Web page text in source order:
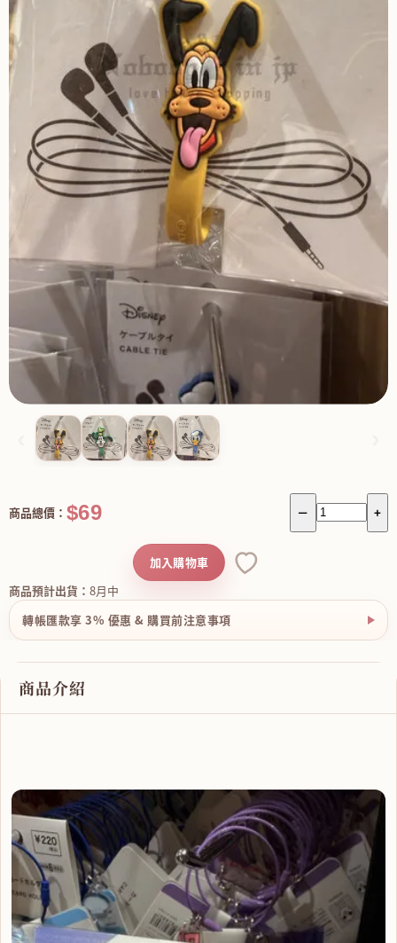
－ +
商品總價： $69
商品預計出貨： 8月中
加入購物車
轉帳匯款享 3% 優惠 & 購買前注意事項
商品介紹